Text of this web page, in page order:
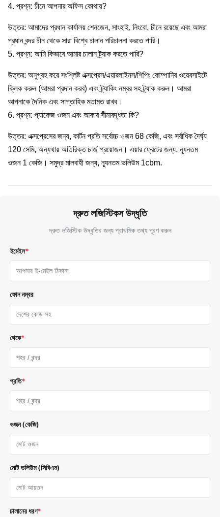
4. প্রশ্ন: চীনে আপনার অফিস কোথায়?
উত্তর: আমাদের প্রধান কার্যালয় শেনজেন, সাংহাই, নিংবো, চীনে রয়েছে এবং আমরা
প্রধান বন্দর চীন থেকে সারা বিশ্বে চালান পরিচালনা করতে পারি।
5. প্রশ্ন: আমি কিভাবে আমার চালান ট্র্যাক করতে পারি?
উত্তর: অনুগ্রহ করে সংশ্লিষ্ট এক্সপ্রেস/এয়ারলাইনস/শিপিং কোম্পানির ওয়েবসাইটে
ক্লিক করুন (আমরা প্রদান করব) এবং ট্র্যাকিং নম্বর সহ ট্র্যাক করুন। আমরা
আপনাকে দৈনিক এবং সাপ্তাহিক মতামত রাখব।
6. প্রশ্ন: প্যাকেজ ওজন এবং আকার সীমাবদ্ধতা কি?
উত্তর: এক্সপ্রেসের জন্য, কার্টন প্রতি সর্বোচ্চ ওজন 68 কেজি, এবং সর্বাধিক দৈর্ঘ্য
120 সেমি, অন্যথায় অতিরিক্ত চার্জ প্রয়োজন। এয়ার ফ্রেটের জন্য, ন্যূনতম
ওজন 1 কেজি। সমুদ্র মালবাহী জন্য, ন্যূনতম ভলিউম 1cbm.
দ্রুত লজিস্টিকস উদ্ধৃতি
দ্রুত লজিস্টিক উদ্ধৃতির জন্য প্রাথমিক তথ্য পূরণ করুন
ইমেইল*
ফোন নম্বর
থেকে*
প্রতি*
ওজন (কেজি)
মোট ভলিউম (সিবিএম)
চালানের ধরণ*